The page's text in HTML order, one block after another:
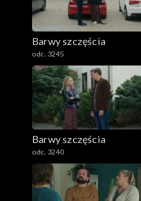
Barwy szczęścia
odc. 3245
Barwy szczęścia
odc. 3240